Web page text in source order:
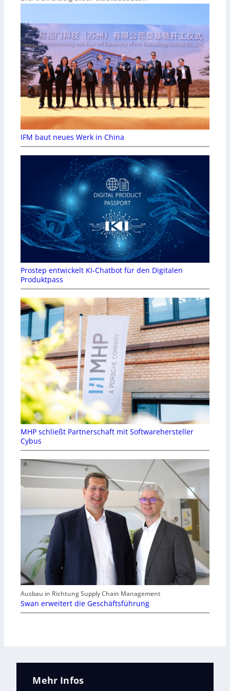
IFM baut neues Werk in China
Prostep entwickelt KI-Chatbot für den Digitalen
Produktpass
MHP schließt Partnerschaft mit Softwarehersteller
Cybus
Ausbau in Richtung Supply Chain Management
Swan erweitert die Geschäftsführung
Mehr Infos